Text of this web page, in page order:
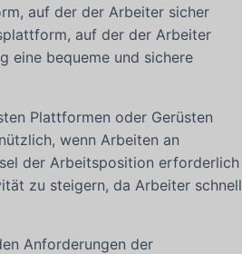
auf der der Arbeiter sicher
auf der der Arbeiter
eine bequeme und sichere
Plattformen oder Gerüsten
wenn Arbeiten an
der Arbeitsposition erforderlich
zu steigern, da Arbeiter schnell
Anforderungen der